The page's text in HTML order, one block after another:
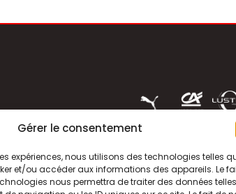
Gérer le consentement
expériences, nous utilisons des technologies telles
et/ou accéder aux informations des appareils. Le
nous permettra de traiter des données telles